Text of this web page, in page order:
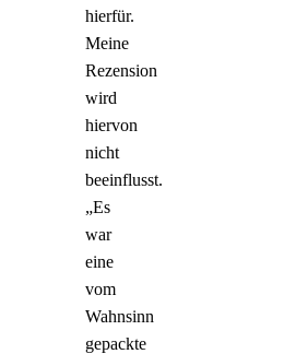
hierfür.
Meine
Rezension
wird
hiervon
nicht
beeinflusst.
„Es
war
eine
vom
Wahnsinn
gepackte